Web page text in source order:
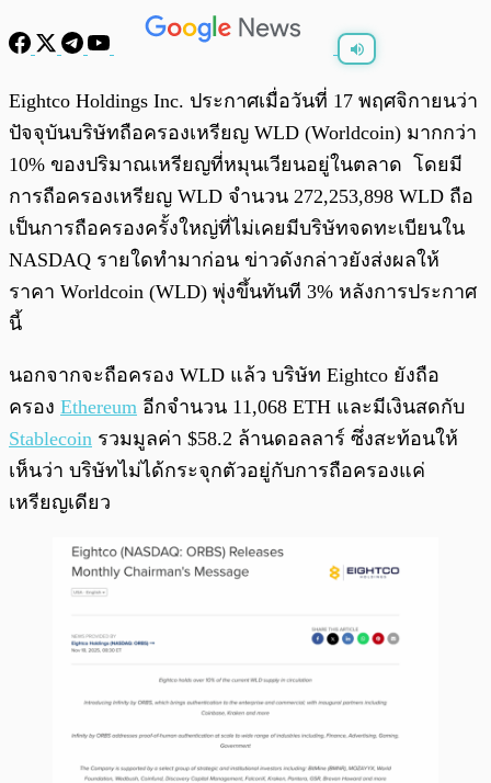
/
Eightco Holdings Inc. ประกาศเมื่อวันที่ 17 พฤศจิกายนว่า
ปัจจุบันบริษัทถือครองเหรียญ WLD (Worldcoin) มากกว่า
10% ของปริมาณเหรียญที่หมุนเวียนอยู่ในตลาด โดยมี
การถือครองเหรียญ WLD จำนวน 272,253,898 WLD ถือ
เป็นการถือครองครั้งใหญ่ที่ไม่เคยมีบริษัทจดทะเบียนใน
NASDAQ รายใดทำมาก่อน ข่าวดังกล่าวยังส่งผลให้
ราคา Worldcoin (WLD) พุ่งขึ้นทันที 3% หลังการประกาศ
นี้
นอกจากจะถือครอง WLD แล้ว บริษัท Eightco ยังถือ
ครอง Ethereum อีกจำนวน 11,068 ETH และมีเงินสดกับ
Stablecoin รวมมูลค่า $58.2 ล้านดอลลาร์ ซึ่งสะท้อนให้
เห็นว่า บริษัทไม่ได้กระจุกตัวอยู่กับการถือครองแค่
เหรียญเดียว